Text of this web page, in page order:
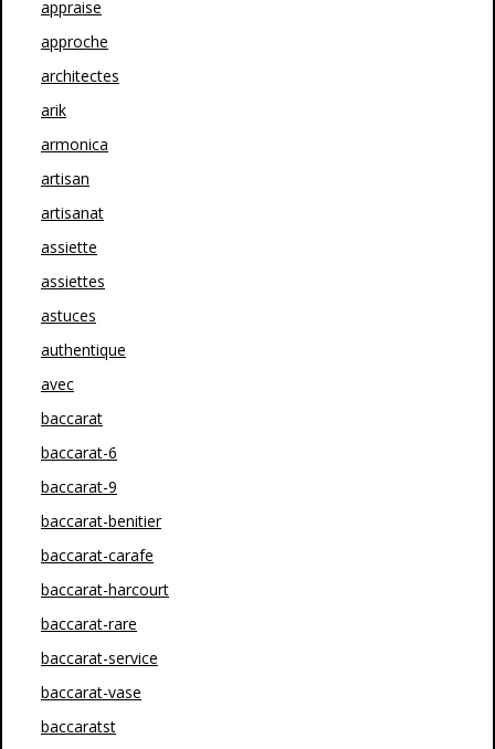
appraise
approche
architectes
arik
armonica
artisan
artisanat
assiette
assiettes
astuces
authentique
avec
baccarat
baccarat-6
baccarat-9
baccarat-benitier
baccarat-carafe
baccarat-harcourt
baccarat-rare
baccarat-service
baccarat-vase
baccaratst